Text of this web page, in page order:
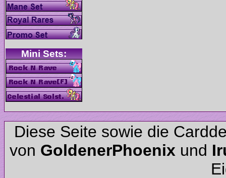
Diese Seite sowie die
von
und